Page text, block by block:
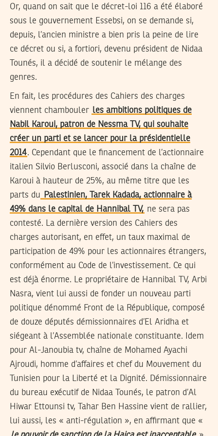
Or, quand on sait que le décret-loi 116 a été élaboré
sous le gouvernement Essebsi, on se demande si,
depuis, l’ancien ministre a bien pris la peine de lire
ce décret ou si, a fortiori, devenu président de Nidaa
Tounés, il a décidé de soutenir le mélange des
genres.
En fait, les procédures des Cahiers des charges
viennent chambouler les ambitions politiques de
Nabil Karoui, patron de Nessma TV, qui souhaite
créer un parti et se lancer pour la présidentielle
2014. Cependant que le financement de l’actionnaire
italien Silvio Berlusconi, associé dans la chaîne de
Karoui à hauteur de 25%, au même titre que les
parts du
Palestinien, Tarek Kadada, actionnaire à
49% dans le capital de Hannibal TV, ne sera pas
contesté. La dernière version des Cahiers des
charges autorisant, en effet, un taux maximal de
participation de 49% pour les actionnaires étrangers,
conformément au Code de l’investissement. Ce qui
est déjà énorme. Le propriétaire de Hannibal TV, Arbi
Nasra, vient lui aussi de fonder un nouveau parti
politique dénommé Front de la République, composé
de douze députés démissionnaires d’El Aridha et
siégeant à l’Assemblée nationale constituante. Idem
pour Al-Janoubia tv, chaîne de Mohamed Ayachi
Ajroudi, homme d’affaires et chef du Mouvement du
Tunisien pour la Liberté et la Dignité. Démissionnaire
du bureau exécutif de Nidaa Tounés, le patron d’Al
Hiwar Ettounsi tv, Tahar Ben Hassine vient de rallier,
lui aussi, les « anti-régulation », en affirmant que «